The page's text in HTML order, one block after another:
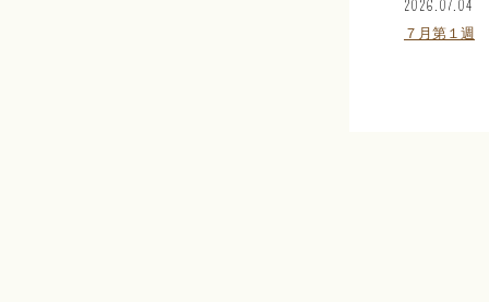
2026.07.04
７月第１週